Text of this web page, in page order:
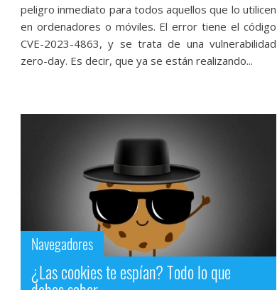
peligro inmediato para todos aquellos que lo utilicen
en ordenadores o móviles. El error tiene el código
CVE-2023-4863, y se trata de una vulnerabilidad
zero-day. Es decir, que ya se están realizando...
Navegadores
¿Las cookies te espían? Todo lo que